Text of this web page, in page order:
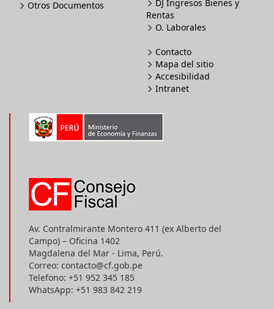
Otros Documentos
DJ Ingresos Bienes y
Rentas
O. Laborales
Contacto
Mapa del sitio
Accesibilidad
Intranet
Av. Contralmirante Montero 411 (ex Alberto del
Campo) – Oficina 1402
Magdalena del Mar - Lima, Perú.
Correo: contacto@cf.gob.pe
Telefono: +51 952 345 185
WhatsApp: +51 983 842 219